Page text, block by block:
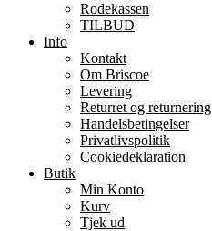
Rodekassen
TILBUD
Info
Kontakt
Om Briscoe
Levering
Returret og returnering
Handels­betingelser
Privatlivspolitik
Cookiedeklaration
Butik
Min Konto
Kurv
Tjek ud